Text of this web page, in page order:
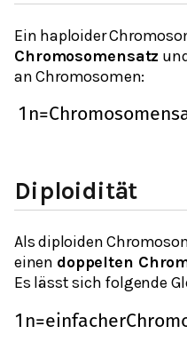
Ein haploider
Chromosomensatz
an Chromosomen:
1 n=Chromosomens
Diploidität
Als diploiden
einen doppelten
Es lässt sich folgende
1 n=einfacherChrom